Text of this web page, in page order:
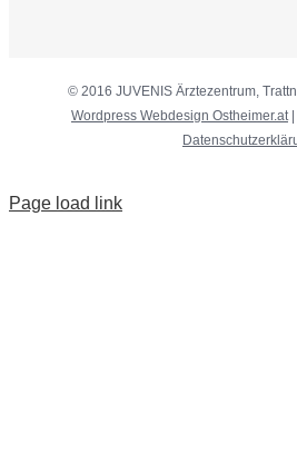
© 2016 JUVENIS Ärztezentrum,
Wordpress Webdesign Ostheimer.at|
Page load link